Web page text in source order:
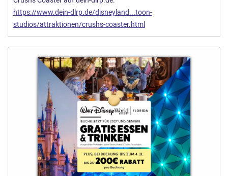
https://www.dein-dlrp.de/disneyland...toon-
studios/attraktionen/crushs-coaster.html